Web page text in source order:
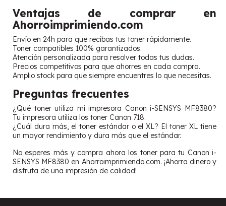
Ventajas de comprar en
Ahorroimprimiendo.com
Envío en 24h para que recibas tus toner rápidamente.
Toner compatibles 100% garantizados.
Atención personalizada para resolver todas tus dudas.
Precios competitivos para que ahorres en cada compra.
Amplio stock para que siempre encuentres lo que necesitas.
Preguntas frecuentes
¿Qué toner utiliza mi impresora Canon i-SENSYS MF8380?
Tu impresora utiliza los toner Canon 718.
¿Cuál dura más, el toner estándar o el XL? El toner XL tiene
un mayor rendimiento y dura más que el estándar.
No esperes más y compra ahora los toner para tu Canon i-
SENSYS MF8380 en Ahorroimprimiendo.com. ¡Ahorra dinero y
disfruta de una impresión de calidad!